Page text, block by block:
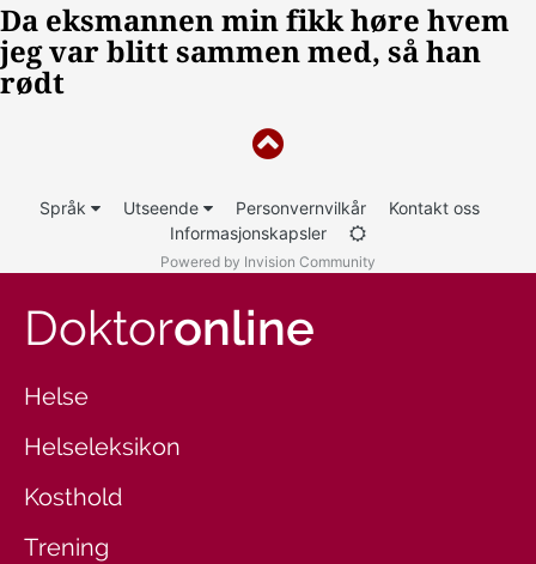
Språk Utseende Personvernvilkår
Kontakt oss
Informasjonskapsler
Powered by Invision Community
Doktoronline
Helse
Helseleksikon
Kosthold
Trening